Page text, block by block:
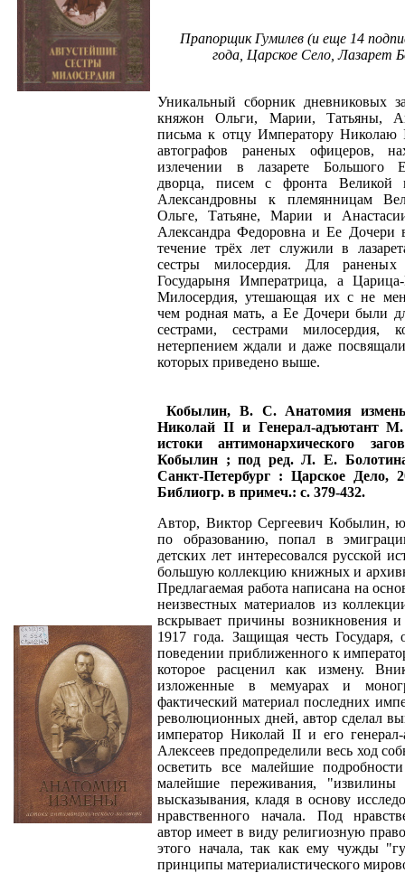
Прапорщик Гумилев (и еще 14
года, Царское Село, Лазарет
Уникальный сборник дневниковых
княжон Ольги, Марии, Татьяны,
письма к отцу Императору Николаю
автографов раненых офицеров,
излечении в лазарете Большого
дворца, писем с фронта Великой
Александровны к племянницам
Ольге, Татьяне, Марии и
Александра Федоровна и Ее
течение трёх лет служили в
сестры милосердия. Для
Государыня Императрица, а
Милосердия, утешающая их с не
чем родная мать, а Ее Дочери были
сестрами, сестрами милосердия,
нетерпением ждали и даже
которых приведено выше.
Кобылин, В. С. Анатомия
Николай II и Генерал-адъютант
истоки антимонархического
Кобылин ; под ред. Л. Е.
Санкт-Петербург : Царское Дело,
Библиогр. в примеч.: с. 379-432.
Автор, Виктор Сергеевич Кобылин,
по образованию, попал в
детских лет интересовался русской
большую коллекцию книжных и
Предлагаемая работа написана на
неизвестных материалов из
вскрывает причины возникновения
1917 года. Защищая честь Государя,
поведении приближенного к
которое расценил как измену.
изложенные в мемуарах и
фактический материал последних
революционных дней, автор сделал
император Николай II и его
Алексеев предопределили весь ход
осветить все малейшие
малейшие переживания,
высказывания, кладя в основу
нравственного начала. Под
автор имеет в виду религиозную
этого начала, так как ему чужды
принципы материалистического